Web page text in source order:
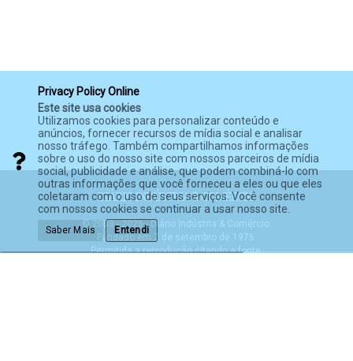
© 2003 - 2026 - Diário Indústria & Comércio.
Fundado em 2 de setembro de 1976.
Permitida a reprodução citando a fonte.
Privacy Policy Online
Este site usa cookies
Utilizamos cookies para personalizar conteúdo e
anúncios, fornecer recursos de mídia social e analisar
nosso tráfego. Também compartilhamos informações
sobre o uso do nosso site com nossos parceiros de mídia
social, publicidade e análise, que podem combiná-lo com
outras informações que você forneceu a eles ou que eles
coletaram com o uso de seus serviços. Você consente
com nossos cookies se continuar a usar nosso site.
Saber Mais Entendi